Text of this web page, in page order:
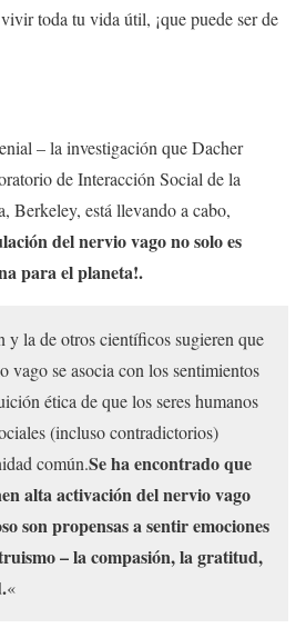
toda tu vida útil, ¡que puede ser de
– la investigación que Dacher
de Interacción Social de la
Berkeley, está llevando a cabo,
del nervio vago no solo es
para el planeta!.
y la de otros científicos sugieren que
vago se asocia con los sentimientos
ética de que los seres humanos
(incluso contradictorios)
común.Se ha encontrado que
alta activación del nervio vago
son propensas a sentir emociones
– la compasión, la gratitud,
«